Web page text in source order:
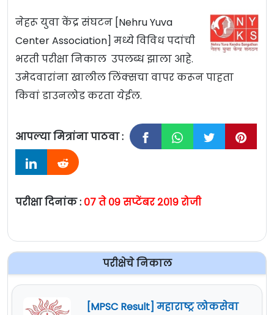
नेहरू युवा केंद्र संघटन [Nehru Yuva
Center Association] मध्ये विविध पदांची
भरती परीक्षा निकाल उपलब्ध झाला आहे.
उमेदवारांना खालील लिंक्सचा वापर करून पाहता
किवां डाउनलोड करता येईल.
आपल्या मित्रांना पाठवा :
परीक्षा दिनांक : ०७ ते ०९ सप्टेंबर २०१९ रोजी
परीक्षेचे निकाल
[MPSC Result] महाराष्ट्र लोकसेवा